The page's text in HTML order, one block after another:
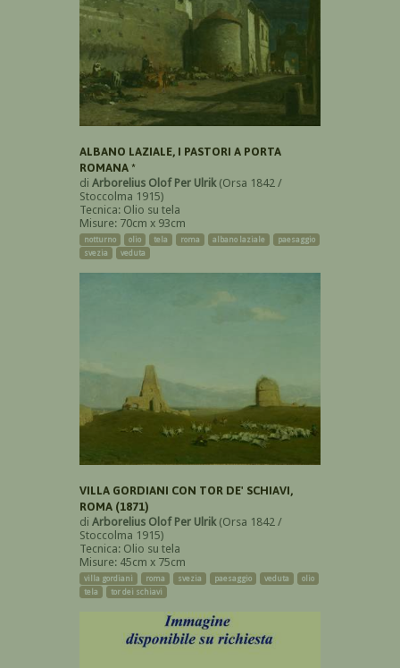
ALBANO LAZIALE, I PASTORI A PORTA
ROMANA *
di Arborelius Olof Per Ulrik(Orsa 1842 /
Stoccolma 1915)
Tecnica: Olio su tela
Misure: 70cm x 93cm
notturno olio tela roma albano laziale
paesaggio
svezia
veduta
VILLA GORDIANI CON TOR DE' SCHIAVI,
ROMA (1871)
di Arborelius Olof Per Ulrik(Orsa 1842 /
Stoccolma 1915)
Tecnica: Olio su tela
Misure: 45cm x 75cm
villa gordiani roma svezia paesaggio veduta
olio
tela
tor dei schiavi